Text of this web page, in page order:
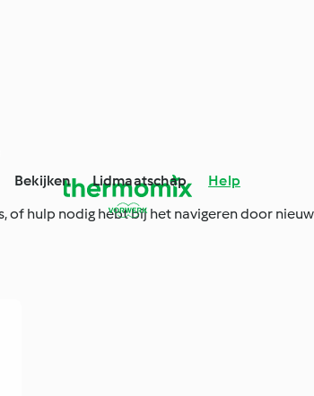
Bekijken Lidmaatschap Help
hulp nodig hebt bij het navigeren door